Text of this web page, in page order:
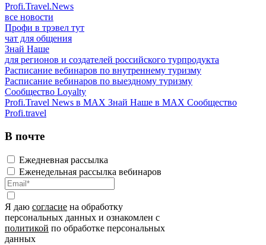
Profi.Travel.News
все новости
Профи в трэвел тут
чат для общения
Знай Наше
для регионов и создателей российского турпродукта
Расписание вебинаров по внутреннему туризму
Расписание вебинаров по выездному туризму
Сообщество Loyalty
Profi.Travel News в MAX Знай Наше в MAX Сообщество
Profi.travel
В почте
Ежедневная рассылка
Еженедельная рассылка вебинаров
Я даю согласие на обработку
персональных данных и ознакомлен с
политикой по обработке персональных
данных